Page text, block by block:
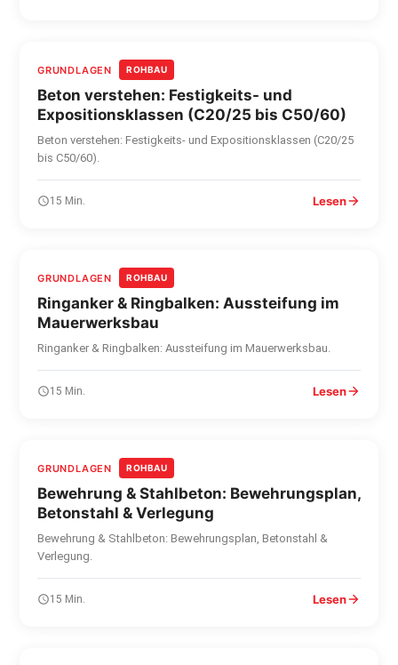
GRUNDLAGEN ROHBAU
Beton verstehen: Festigkeits- und
Expositionsklassen (C20/25 bis C50/60)
Beton verstehen: Festigkeits- und Expositionsklassen (C20/25
bis C50/60).
15 Min. Lesen
GRUNDLAGEN ROHBAU
Ringanker & Ringbalken: Aussteifung im
Mauerwerksbau
Ringanker & Ringbalken: Aussteifung im Mauerwerksbau.
15 Min. Lesen
GRUNDLAGEN ROHBAU
Bewehrung & Stahlbeton: Bewehrungsplan,
Betonstahl & Verlegung
Bewehrung & Stahlbeton: Bewehrungsplan, Betonstahl &
Verlegung.
15 Min. Lesen